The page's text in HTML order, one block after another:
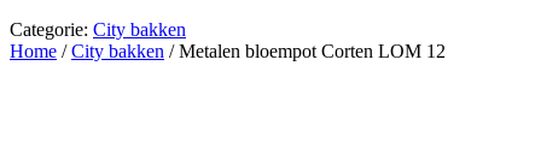
Categorie: City bakken
Home /City bakken / Metalen bloempot Corten LOM 12